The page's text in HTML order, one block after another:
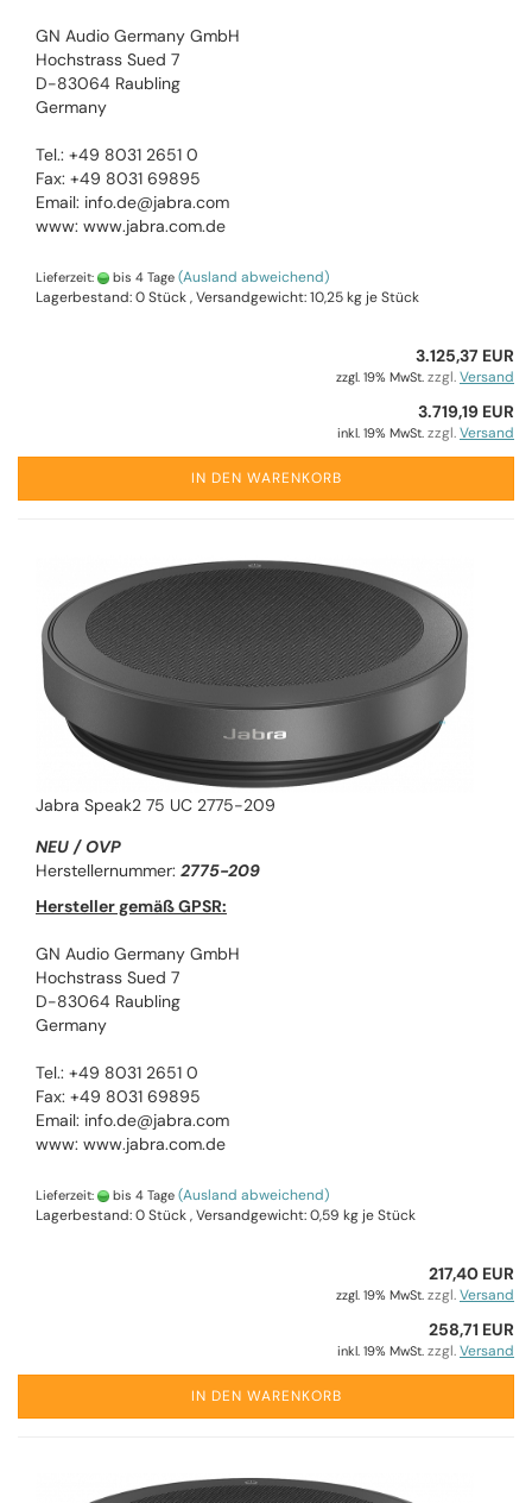
GN Audio Germany GmbH
Hochstrass Sued 7
D-83064 Raubling
Germany
Tel.: +49 8031 2651 0
Fax: +49 8031 69895
Email: info.de@jabra.com
www: www.jabra.com.de
Lieferzeit: bis 4 Tage (Ausland abweichend)
Lagerbestand: 0 Stück , Versandgewicht:10,25kg je Stück
3.125,37 EUR
zzgl. 19% MwSt. zzgl.Versand
3.719,19 EUR
inkl. 19% MwSt. zzgl.Versand
IN DEN WARENKORB
Jabra Speak2 75 UC 2775-209
NEU / OVP
Herstellernummer: 2775-209
Hersteller gemäß GPSR:
GN Audio Germany GmbH
Hochstrass Sued 7
D-83064 Raubling
Germany
Tel.: +49 8031 2651 0
Fax: +49 8031 69895
Email: info.de@jabra.com
www: www.jabra.com.de
Lieferzeit: bis 4 Tage (Ausland abweichend)
Lagerbestand: 0 Stück , Versandgewicht:0,59 kg je Stück
217,40 EUR
zzgl. 19% MwSt. zzgl.Versand
258,71 EUR
inkl. 19% MwSt. zzgl.Versand
IN DEN WARENKORB